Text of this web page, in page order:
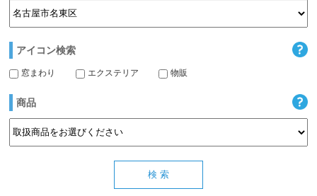
アイコン検索
窓まわり エクステリア 物販
商品